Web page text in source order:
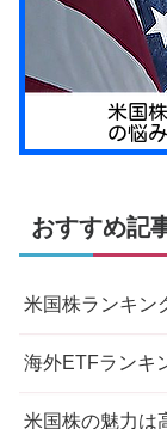
おすすめ記
米国株ランキン
海外ETFランキ
米国株の魅力は